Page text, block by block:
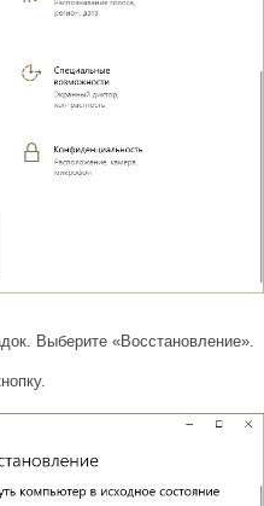
Выберите «Восстановление».